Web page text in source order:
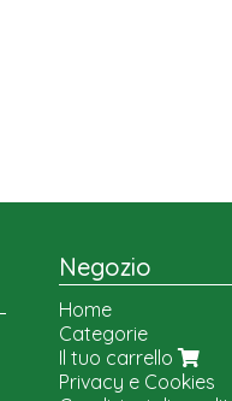
Negozio
Home
Categorie
Il tuo carrello
Privacy e Cookies